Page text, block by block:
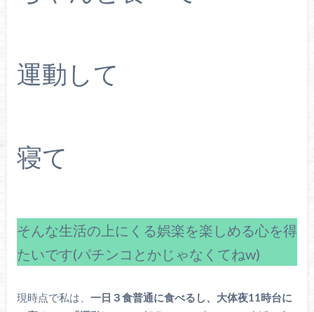
運動して
寝て
そんな生活の上にくる娯楽を楽しめる心を得
たいです(パチンコとかじゃなくてねw)
現時点で私は、 一日３食普通に食べるし、大体夜11時台に